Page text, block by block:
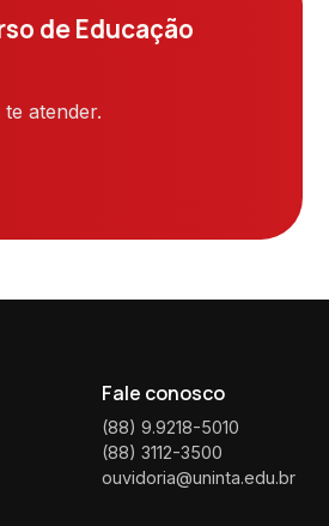
de Educação
atender.
Fale conosco
(88) 9.9218-5010
(88) 3112-3500
ouvidoria@uninta.edu.br